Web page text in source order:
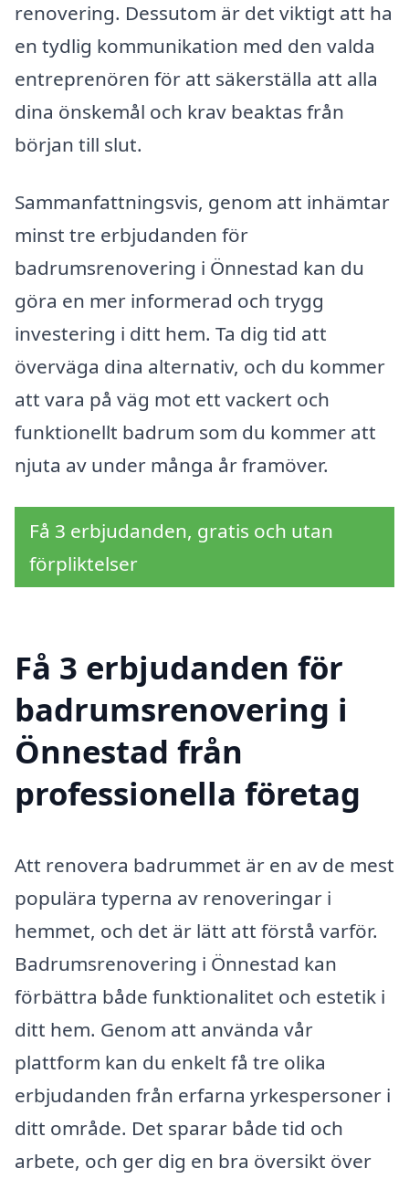
renovering. Dessutom är det viktigt att ha
en tydlig kommunikation med den valda
entreprenören för att säkerställa att alla
dina önskemål och krav beaktas från
början till slut.
Sammanfattningsvis, genom att inhämtar
minst tre erbjudanden för
badrumsrenovering i Önnestad kan du
göra en mer informerad och trygg
investering i ditt hem. Ta dig tid att
överväga dina alternativ, och du kommer
att vara på väg mot ett vackert och
funktionellt badrum som du kommer att
njuta av under många år framöver.
Få 3 erbjudanden, gratis och utan
förpliktelser
Få 3 erbjudanden för
badrumsrenovering i
Önnestad från
professionella företag
Att renovera badrummet är en av de mest
populära typerna av renoveringar i
hemmet, och det är lätt att förstå varför.
Badrumsrenovering i Önnestad kan
förbättra både funktionalitet och estetik i
ditt hem. Genom att använda vår
plattform kan du enkelt få tre olika
erbjudanden från erfarna yrkespersoner i
ditt område. Det sparar både tid och
arbete, och ger dig en bra översikt över